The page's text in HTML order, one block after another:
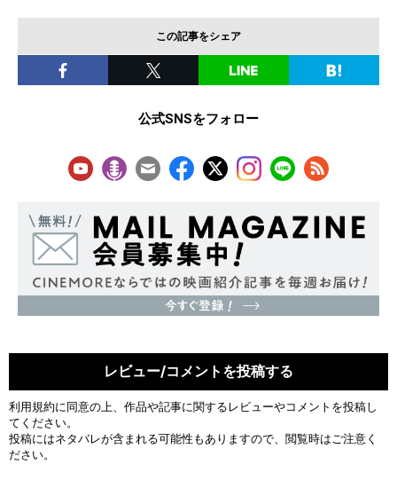
この記事をシェア
公式SNSをフォロー
レビュー/コメントを投稿する
利用規約に同意の上、作品や記事に関するレビューやコメントを投稿し
てください。
投稿にはネタバレが含まれる可能性もありますので、閲覧時はご注意く
ださい。